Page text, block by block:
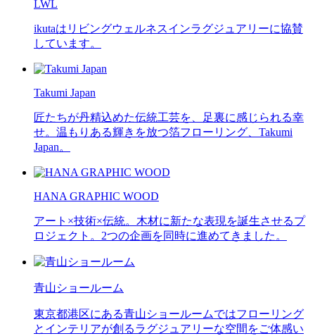
LWL
ikutaはリビングウェルネスインラグジュアリーに協賛
しています。
Takumi Japan
匠たちが丹精込めた伝統工芸を、足裏に感じられる幸
せ。温もりある輝きを放つ箔フローリング、Takumi
Japan。
HANA GRAPHIC WOOD
アート×技術×伝統。木材に新たな表現を誕生させるプ
ロジェクト。2つの企画を同時に進めてきました。
青山ショールーム
東京都港区にある青山ショールームではフローリング
とインテリアが創るラグジュアリーな空間をご体感い